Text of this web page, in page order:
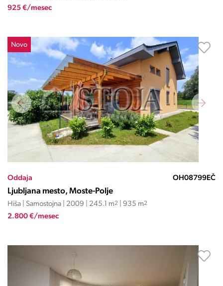
925 €/mesec
Novo
Oddaja OH08799EČ
Ljubljana mesto, Moste-Polje
Hiša | Samostojna | 2009 | 245.1 m2 | 935 m2
2.800 €/mesec